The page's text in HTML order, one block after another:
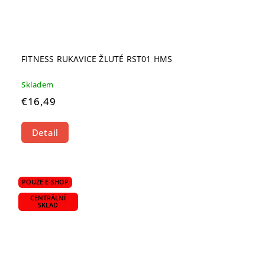
FITNESS RUKAVICE ŽLUTÉ RST01 HMS
Skladem
€16,49
Detail
POUZE E-SHOP
CENTRÁLNÍ
SKLAD